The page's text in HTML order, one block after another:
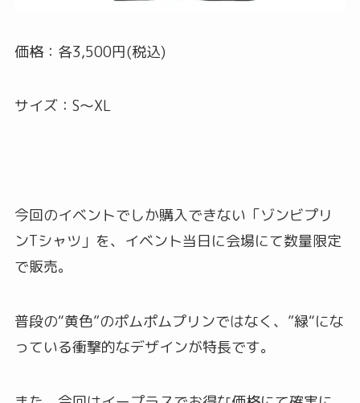
価格：各3,500円(税込)
サイズ：S～XL
今回のイベントでしか購入できない「ゾンビプリ
ンTシャツ」を、イベント当日に会場にて数量限定
で販売。
普段の“黄色”のポムポムプリンではなく、”緑“にな
っている衝撃的なデザインが特長です。